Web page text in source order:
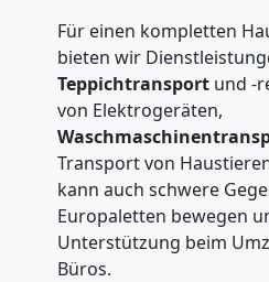
Für einen kompletten
bieten wir
Teppichtransport und -
von Elektrogeräten,
Transport von
kann auch schwere
Europaletten bewegen
Unterstützung beim
Büros.